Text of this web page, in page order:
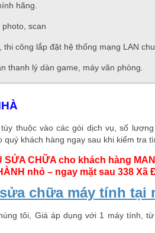
hãng.
scan
công lắp đặt hệ thống mạng LAN
thanh lý dàn game, máy văn phòng.
thuộc vào các gói dịch vụ, số
khách hàng ngay sau khi kiểm tra
SỬA CHỮA cho khách hàng
nhỏ – ngay mặt sau 338 Xã
chữa máy tính tại
tôi, Giá áp dụng với 1 máy tính,